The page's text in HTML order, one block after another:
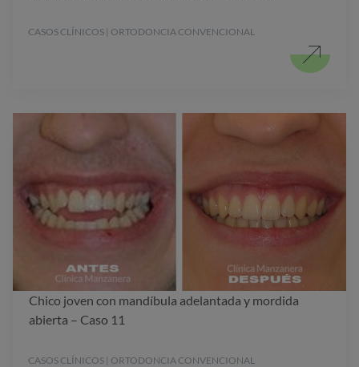
CASOS CLÍNICOS | ORTODONCIA CONVENCIONAL
Chico joven con mandíbula adelantada y mordida
abierta – Caso 11
CASOS CLÍNICOS | ORTODONCIA CONVENCIONAL